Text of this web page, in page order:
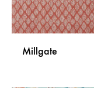
Millgate